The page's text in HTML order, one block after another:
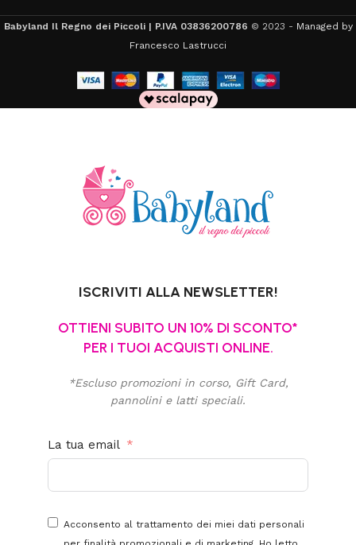
Babyland Il Regno dei Piccoli | P.IVA 03836200786 © 2023 - Managed by
Francesco Lastrucci
ISCRIVITI ALLA NEWSLETTER!
OTTIENI SUBITO UN 10% DI SCONTO*
PER I TUOI ACQUISTI ONLINE.
*Escluso promozioni in corso, Gift Card,
pannolini e latti speciali.
La tua email
Acconsento al trattamento dei miei dati personali